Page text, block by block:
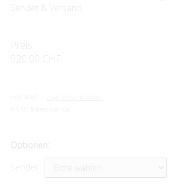
zzgl. Versandkosten
Optionen: